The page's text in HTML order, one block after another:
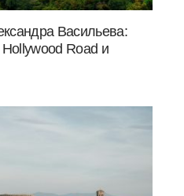
Васильева:
Road и